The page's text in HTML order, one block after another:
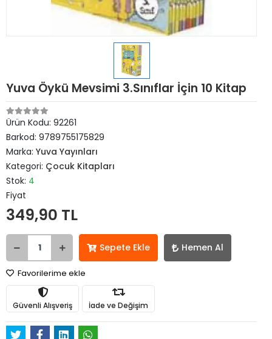
Yuva Öykü Mevsimi 3.Sınıflar İçin 10 Kitap
Ürün Kodu: 92261
Barkod: 9789755175829
Marka: Yuva Yayınları
Kategori: Çocuk Kitapları
Stok: 4
Fiyat
349,90 TL
Sepete Ekle Hemen Al
Favorilerime ekle
Güvenli Alışveriş İade ve Değişim